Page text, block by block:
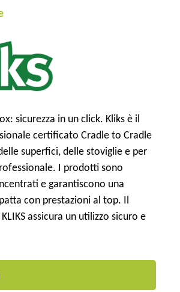
sicurezza in un click. Kliks è il
certificato Cradle to Cradle
superfici, delle stoviglie e per
I prodotti sono
e garantiscono una
con prestazioni al top. Il
assicura un utilizzo sicuro e